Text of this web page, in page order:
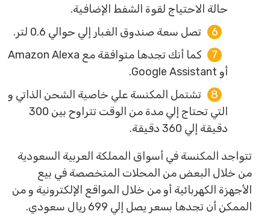
حالة الاحتياج لقوة الشفط الإضافية.
تصل سعة صندوق الغبار إلي حوالي 0.6 لتر.
كما أنك تجدها متوافقة مع Amazon Alexa
تشتمل المكنسة علي خاصية الشحن الذاتي و
التي تحتاج إلي مدة من الوقت تتراوح بين 300
دقيقة إلي 360 دقيقة.
تتواجد المكنسة في أسواق المملكة العربية السعودية
من خلال البعض من المحلات المتخصصة في بيع
الأجهزة الكهربائية أو من خلال المواقع الإلكترونية و من
الممكن أن تجدها بسعر يصل إلي 699 ريال سعودي.